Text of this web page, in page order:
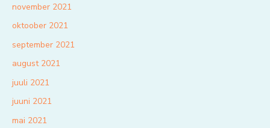
november 2021
oktoober 2021
september 2021
august 2021
juuli 2021
juuni 2021
mai 2021